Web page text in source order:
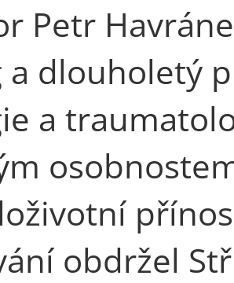
Petr
dlouholetý
a
obdržel